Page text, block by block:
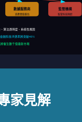
數據服務商
資產價值重估
監管機構
監管科技興起
算法透明度、系統性風險
融科技滲透率將突破40%
催生數千億級新市場
家見解